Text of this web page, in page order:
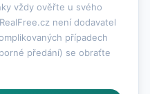
vždy ověřte u svého
není dodavatel
případech
předání) se obraťte